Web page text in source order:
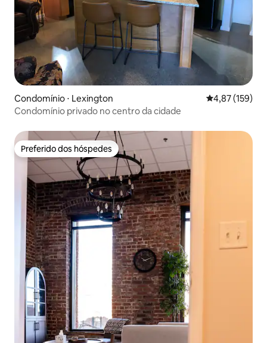
Condomínio ⋅ Lexington 4,87 de uma
4,87 (159)
Condomínio privado no centro da cidade
Preferido dos hóspedes
Preferido dos hóspedes